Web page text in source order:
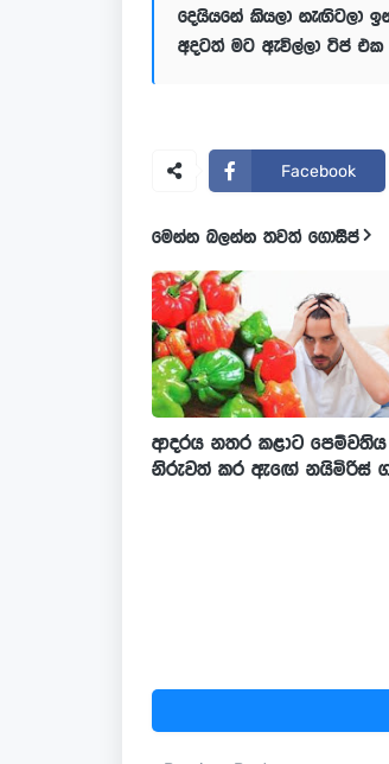
දෙයියනේ කියලා නැඟිටලා
අදටත් මට ඇවිල්ලා ටිප් එක
Facebook
මෙන්න බලන්න තවත් ගොසිප්
ආදරය නතර කළාට පෙම්වතිය
නිරුවත් කර ඇඟේ නයිමිරිස්